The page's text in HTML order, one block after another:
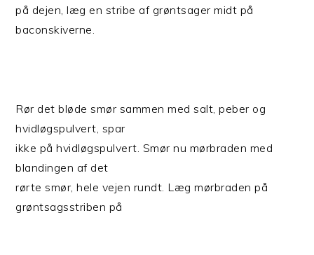
på dejen, læg en stribe af grøntsager midt på
baconskiverne.
Rør det bløde smør sammen med salt, peber og
hvidløgspulvert, spar
ikke på hvidløgspulvert. Smør nu mørbraden med
blandingen af det
rørte smør, hele vejen rundt. Læg mørbraden på
grøntsagsstriben på